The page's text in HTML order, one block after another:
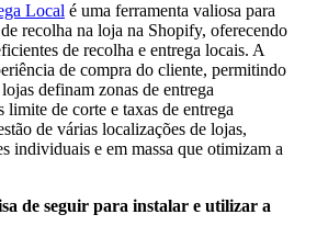
Local é uma ferramenta valiosa para
recolha na loja na Shopify, oferecendo
de recolha e entrega locais. A
de compra do cliente, permitindo
definam zonas de entrega
limite de corte e taxas de entrega
de várias localizações de lojas,
individuais e em massa que otimizam a
de seguir para instalar e utilizar a